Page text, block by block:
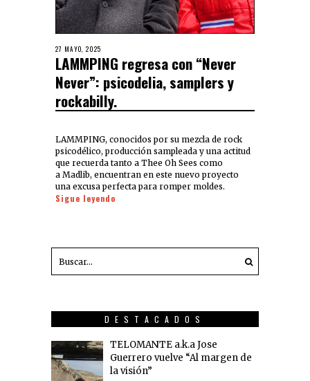
27 MAYO, 2025
LAMMPING regresa con “Never
Never”: psicodelia, samplers y
rockabilly.
LAMMPING, conocidos por su mezcla de rock
psicodélico, producción sampleada y una actitud
que recuerda tanto a Thee Oh Sees como
a Madlib, encuentran en este nuevo proyecto
una excusa perfecta para romper moldes.
Sigue leyendo
DESTACADOS
TELOMANTE a.k.a Jose
Guerrero vuelve “Al margen de
la visión”